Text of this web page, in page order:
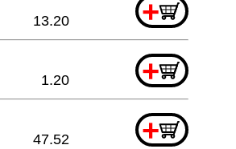
+
13.20
+
1.20
+
47.52